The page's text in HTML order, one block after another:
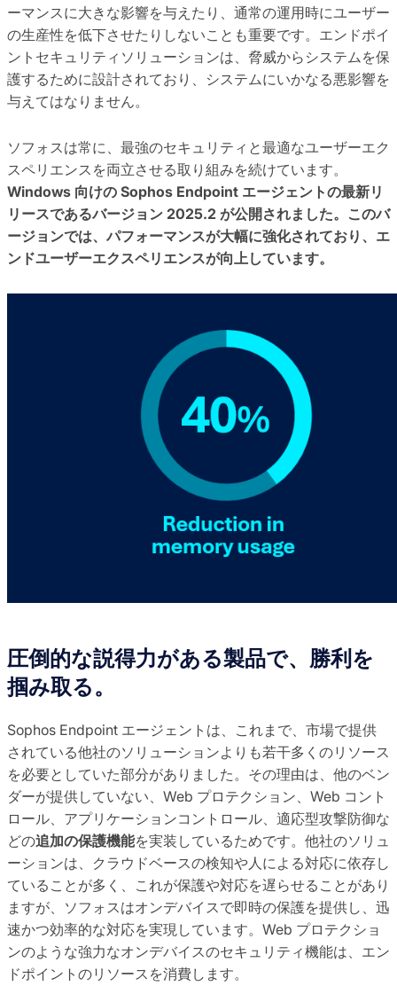
ーマンスに大きな影響を与えたり、通常の運用時にユーザー
の生産性を低下させたりしないことも重要です。エンドポイ
ントセキュリティソリューションは、脅威からシステムを保
護するために設計されており、システムにいかなる悪影響を
与えてはなりません。
ソフォスは常に、最強のセキュリティと最適なユーザーエク
スペリエンスを両立させる取り組みを続けています。
Windows 向けの Sophos Endpoint エージェントの最新リ
リースであるバージョン 2025.2 が公開されました。このバ
ージョンでは、パフォーマンスが大幅に強化されており、エ
ンドユーザーエクスペリエンスが向上しています。
圧倒的な説得力がある製品で、勝利を
掴み取る。
Sophos Endpoint エージェントは、これまで、市場で提供
されている他社のソリューションよりも若干多くのリソース
を必要としていた部分がありました。その理由は、他のベン
ダーが提供していない、Web プロテクション、Web コント
ロール、アプリケーションコントロール、適応型攻撃防御な
どの追加の保護機能を実装しているためです。他社のソリュ
ーションは、クラウドベースの検知や人による対応に依存し
ていることが多く、これが保護や対応を遅らせることがあり
ますが、ソフォスはオンデバイスで即時の保護を提供し、迅
速かつ効率的な対応を実現しています。Web プロテクショ
ンのような強力なオンデバイスのセキュリティ機能は、エン
ドポイントのリソースを消費します。